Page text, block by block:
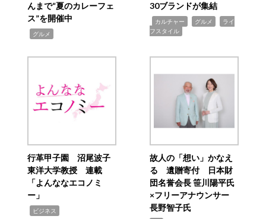
んまで“夏のカレーフェ
ス”を開催中
グルメ
30ブランドが集結
カルチャー グルメ
ライ
フスタイル
行革甲子園 沼尾波子
東洋大学教授 連載
「よんななエコノミ
ー」
ビジネス
故人の「想い」かなえ
る 遺贈寄付 日本財
団名誉会長 笹川陽平氏
×フリーアナウンサー
長野智子氏